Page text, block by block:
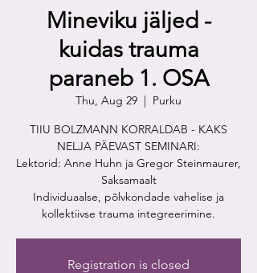
Mineviku jäljed -
kuidas trauma
paraneb 1. OSA
Thu, Aug 29
  |
Purku
TIIU BOLZMANN KORRALDAB - KAKS
NELJA PÄEVAST SEMINARI:
Lektorid: Anne Huhn ja Gregor Steinmaurer,
Saksamaalt
Individuaalse, põlvkondade vahelise ja
Registration is closed